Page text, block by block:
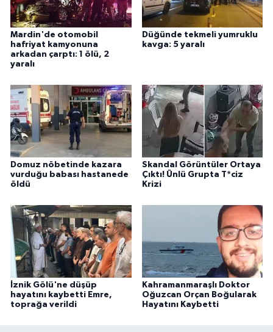
Mardin'de otomobil
hafriyat kamyonuna
arkadan çarptı: 1 ölü, 2
yaralı
Düğünde tekmeli yumruklu
kavga: 5 yaralı
Domuz nöbetinde kazara
vurduğu babası hastanede
öldü
Skandal Görüntüler Ortaya
Çıktı! Ünlü Grupta T*ciz
Krizi
İznik Gölü'ne düşüp
hayatını kaybetti Emre,
toprağa verildi
Kahramanmaraşlı Doktor
Oğuzcan Orçan Boğularak
Hayatını Kaybetti